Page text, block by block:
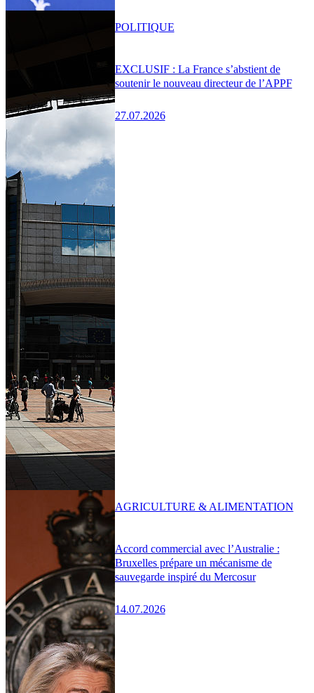
EXCLUSIF : La France s’abstient de
soutenir le nouveau directeur de l’APPF
27.07.2026
POLITIQUE
Accord commercial avec l’Australie :
Bruxelles prépare un mécanisme de
sauvegarde inspiré du Mercosur
14.07.2026
AGRICULTURE & ALIMENTATION